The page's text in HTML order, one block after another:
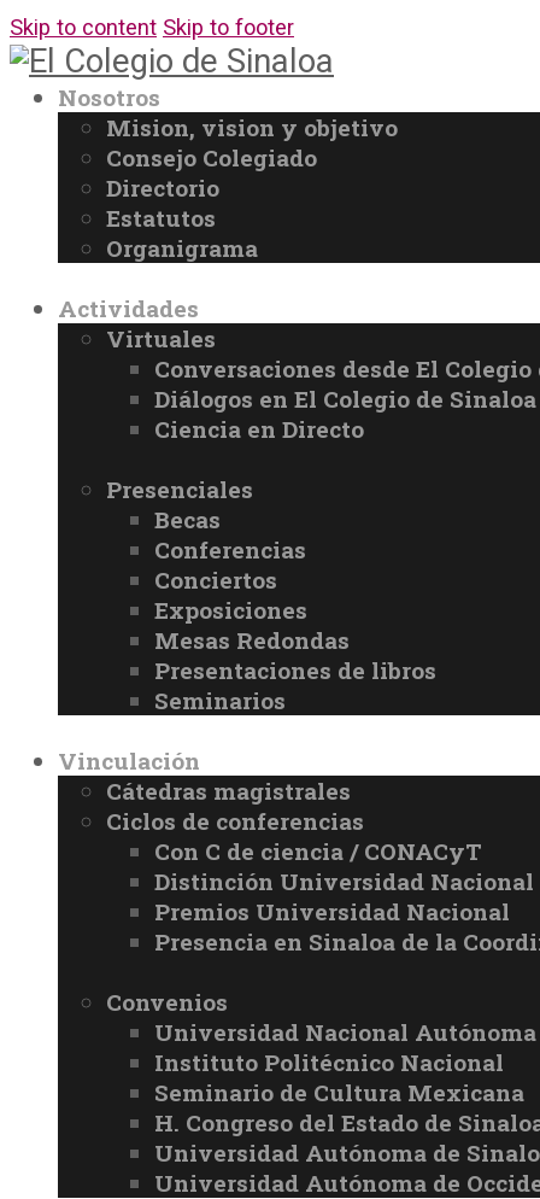
Skip to content Skip to footer
Nosotros
Mision, vision y objetivo
Consejo Colegiado
Directorio
Estatutos
Organigrama
Actividades
Virtuales
Conversaciones desde El
Diálogos en El Colegio de Sinaloa
Ciencia en Directo
Presenciales
Becas
Conferencias
Conciertos
Exposiciones
Mesas Redondas
Presentaciones de libros
Seminarios
Vinculación
Cátedras magistrales
Ciclos de conferencias
Con C de ciencia / CONACyT
Distinción Universidad Nacional
Premios Universidad Nacional
Presencia en Sinaloa de la
Convenios
Universidad Nacional
Instituto Politécnico Nacional
Seminario de Cultura Mexicana
H. Congreso del Estado de
Universidad Autónoma de
Universidad Autónoma de